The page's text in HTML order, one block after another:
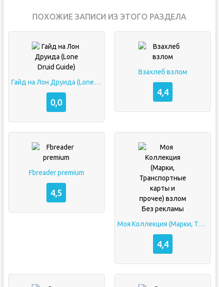
ПОХОЖИЕ ЗАПИСИ ИЗ ЭТОГО РАЗДЕЛА
Гайд на Лон Друида (Lone Druid Guide)
0,0
Взахлеб взлом
4,4
Fbreader premium
4,5
Моя Коллекция (Марки, Транспортные карты и прочее) взлом Без рекламы
4,4